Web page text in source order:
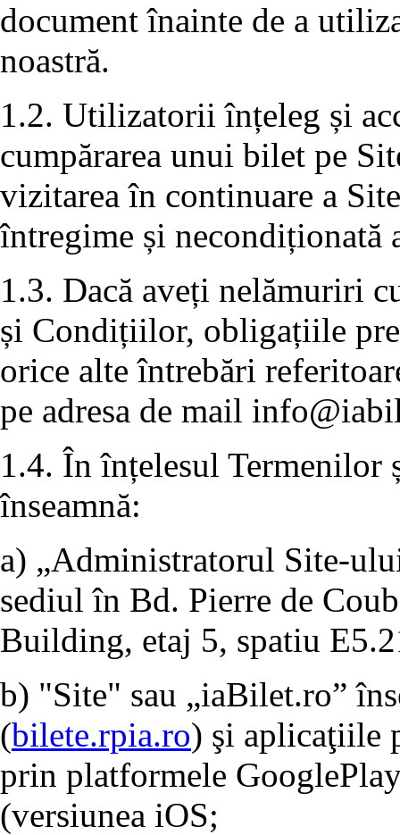
document înainte de a
noastră.
1.2. Utilizatorii înțeleg și
cumpărarea unui bilet pe
vizitarea în continuare a
întregime și
1.3. Dacă aveți nelămuriri
și Condițiilor, obligațiile
orice alte întrebări
pe adresa de mail
1.4. În înțelesul
înseamnă:
a) „Administratorul Site-
sediul în Bd. Pierre de
Building, etaj 5, spatiu
b) "Site" sau „iaBilet.ro”
(bilete.rpia.ro) şi aplicaţiile
prin platformele
(versiunea iOS;